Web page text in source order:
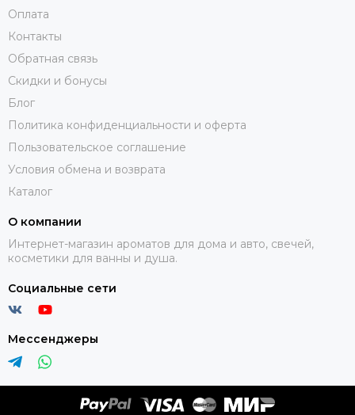
Оплата
Контакты
Обратная связь
Скидки и бонусы
Блог
Политика конфиденциальности и оферта
Пользовательское соглашение
Условия обмена и возврата
Каталог
О компании
Интернет-магазин ароматов для дома и авто, свечей,
косметики для ванны и душа.
Социальные сети
Мессенджеры